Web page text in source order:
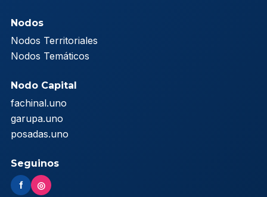
Nodos
Nodos Territoriales
Nodos Temáticos
Nodo Capital
fachinal.uno
garupa.uno
posadas.uno
Seguinos
f ◎